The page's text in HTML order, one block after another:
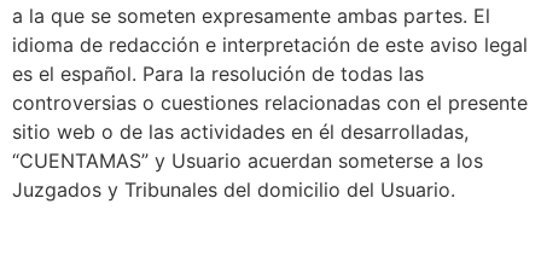
a la que se someten expresamente ambas partes. El
idioma de redacción e interpretación de este aviso legal
es el español. Para la resolución de todas las
controversias o cuestiones relacionadas con el presente
sitio web o de las actividades en él desarrolladas,
“CUENTAMAS” y Usuario acuerdan someterse a los
Juzgados y Tribunales del domicilio del Usuario.